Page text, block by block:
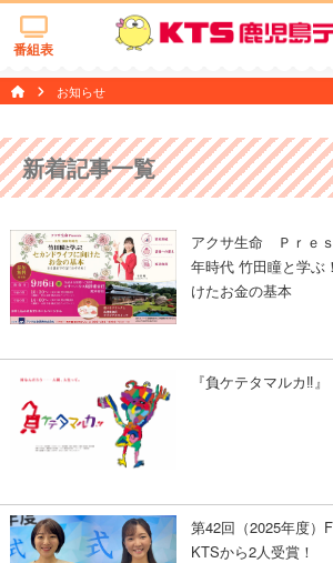
番組表
お知らせ
新着記事一覧
アクサ生命 Ｐｒｅ
年時代 竹田瞳と学ぶ
けたお金の基本
『負ケテタマルカ‼︎
第42回（2025年度
KTSから2人受賞！